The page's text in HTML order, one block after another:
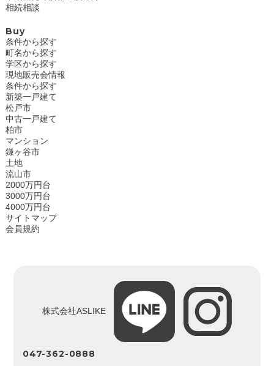
相続相談
Buy
条件から探す
町名から探す
学区から探す
現地販売会情報
条件から探す
新築一戸建て
松戸市
中古一戸建て
柏市
マンション
鎌ヶ谷市
土地
流山市
2000万円台
3000万円台
4000万円台
サイトマップ
会員規約
株式会社ASLIKE
047-362-0888